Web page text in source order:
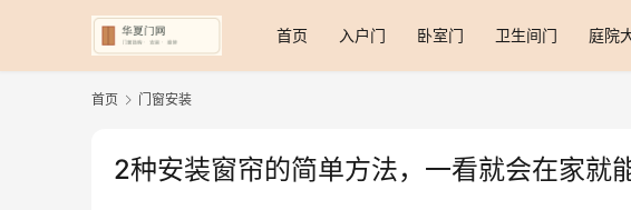
首页 入户门 卧室门 卫生间门 庭院
首页 门窗安装
2种安装窗帘的简单方法，一看就会在家就